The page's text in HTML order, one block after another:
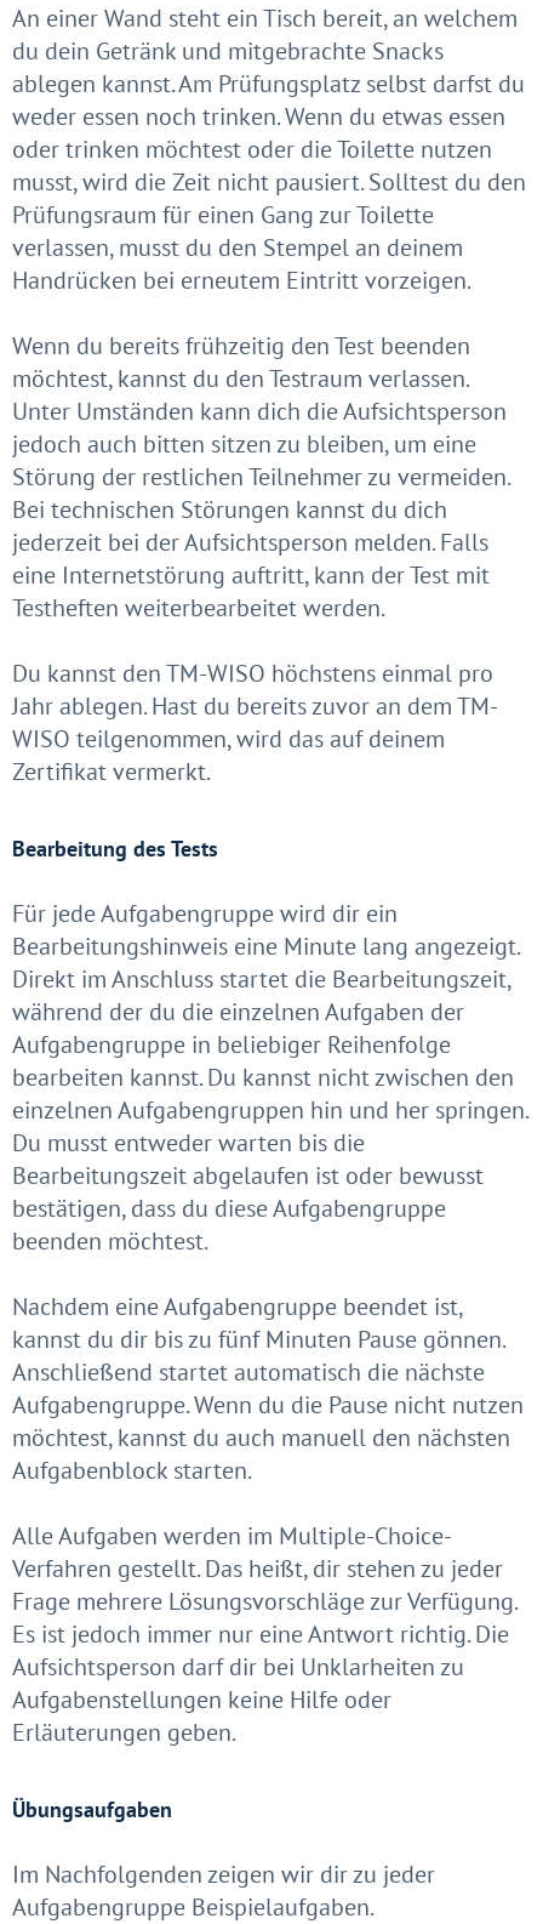
An einer Wand steht ein Tisch bereit, an welchem
du dein Getränk und mitgebrachte Snacks
ablegen kannst. Am Prüfungsplatz selbst darfst du
weder essen noch trinken. Wenn du etwas essen
oder trinken möchtest oder die Toilette nutzen
musst, wird die Zeit nicht pausiert. Solltest du den
Prüfungsraum für einen Gang zur Toilette
verlassen, musst du den Stempel an deinem
Handrücken bei erneutem Eintritt vorzeigen.
Wenn du bereits frühzeitig den Test beenden
möchtest, kannst du den Testraum verlassen.
Unter Umständen kann dich die Aufsichtsperson
jedoch auch bitten sitzen zu bleiben, um eine
Störung der restlichen Teilnehmer zu vermeiden.
Bei technischen Störungen kannst du dich
jederzeit bei der Aufsichtsperson melden. Falls
eine Internetstörung auftritt, kann der Test mit
Testheften weiterbearbeitet werden.
Du kannst den TM-WISO höchstens einmal pro
Jahr ablegen. Hast du bereits zuvor an dem TM-
WISO teilgenommen, wird das auf deinem
Zertifikat vermerkt.
Bearbeitung des Tests
Für jede Aufgabengruppe wird dir ein
Bearbeitungshinweis eine Minute lang angezeigt.
Direkt im Anschluss startet die Bearbeitungszeit,
während der du die einzelnen Aufgaben der
Aufgabengruppe in beliebiger Reihenfolge
bearbeiten kannst. Du kannst nicht zwischen den
einzelnen Aufgabengruppen hin und her springen.
Du musst entweder warten bis die
Bearbeitungszeit abgelaufen ist oder bewusst
bestätigen, dass du diese Aufgabengruppe
beenden möchtest.
Nachdem eine Aufgabengruppe beendet ist,
kannst du dir bis zu fünf Minuten Pause gönnen.
Anschließend startet automatisch die nächste
Aufgabengruppe. Wenn du die Pause nicht nutzen
möchtest, kannst du auch manuell den nächsten
Aufgabenblock starten.
Alle Aufgaben werden im Multiple-Choice-
Verfahren gestellt. Das heißt, dir stehen zu jeder
Frage mehrere Lösungsvorschläge zur Verfügung.
Es ist jedoch immer nur eine Antwort richtig. Die
Aufsichtsperson darf dir bei Unklarheiten zu
Aufgabenstellungen keine Hilfe oder
Erläuterungen geben.
Übungsaufgaben
Im Nachfolgenden zeigen wir dir zu jeder
Aufgabengruppe Beispielaufgaben.